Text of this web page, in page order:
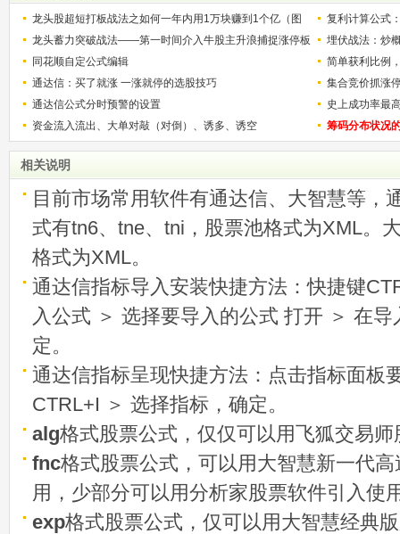
龙头股超短打板战法之如何一年内用1万块赚到1个亿（图
解）
复利计算公式
少？
龙头蓄力突破战法——第一时间介入牛股主升浪捕捉涨停板
的技巧（图解）
埋伏战法：炒
同花顺自定公式编辑
简单获利比例
用
通达信：买了就涨 一涨就停的选股技巧
集合竞价抓涨
通达信公式分时预警的设置
史上成功率最
称选股法宝！
资金流入流出、大单对敲（对倒）、诱多、诱空 筹码分布状况
相关说明
目前市场常用软件有通达信、大智慧等，
式有tn6、tne、tni，股票池格式为XML。
格式为XML。
通达信指标导入安装快捷方法：快捷键
入公式 ＞ 选择要导入的公式 打开 ＞ 在
定。
通达信指标呈现快捷方法：点击指标面板
CTRL+I ＞ 选择指标，确定。
alg格式股票公式，仅仅可以用飞狐交易
fnc格式股票公式，可以用大智慧新一代
用，少部分可以用分析家股票软件引入使
exp格式股票公式，仅可以用大智慧经典